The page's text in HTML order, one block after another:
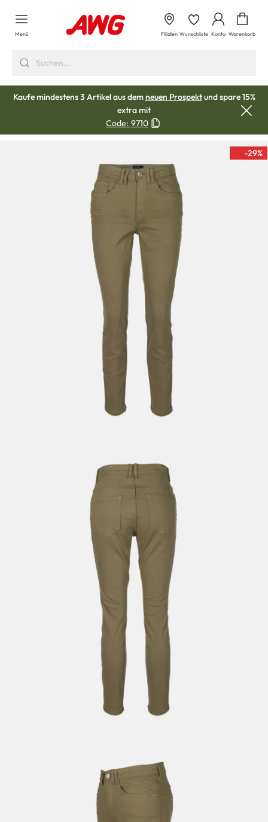
springen
Menü Filialen Wunschliste Konto Warenkorb
Kaufe mindestens 3 Artikel aus demneuen Prospektund spare 15%
extra mit
Code: 9710
-29%